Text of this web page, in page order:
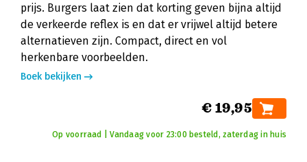
prijs. Burgers laat zien dat korting geven bijna altijd
de verkeerde reflex is en dat er vrijwel altijd betere
alternatieven zijn. Compact, direct en vol
herkenbare voorbeelden.
Boek bekijken
€ 19,95
Op voorraad | Vandaag voor 23:00 besteld, zaterdag in huis